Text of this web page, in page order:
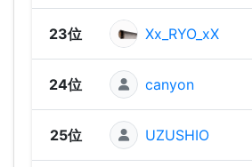
23位 Xx_RYO_xX
24位 canyon
25位 UZUSHIO